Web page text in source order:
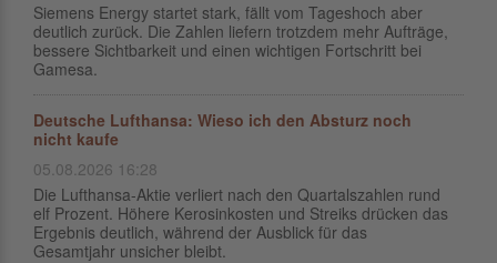
Siemens Energy startet stark, fällt vom Tageshoch aber
deutlich zurück. Die Zahlen liefern trotzdem mehr Aufträge,
bessere Sichtbarkeit und einen wichtigen Fortschritt bei
Gamesa.
Deutsche Lufthansa: Wieso ich den Absturz noch
nicht kaufe
05.08.2026 16:28
Die Lufthansa-Aktie verliert nach den Quartalszahlen rund
elf Prozent. Höhere Kerosinkosten und Streiks drücken das
Ergebnis deutlich, während der Ausblick für das
Gesamtjahr unsicher bleibt.